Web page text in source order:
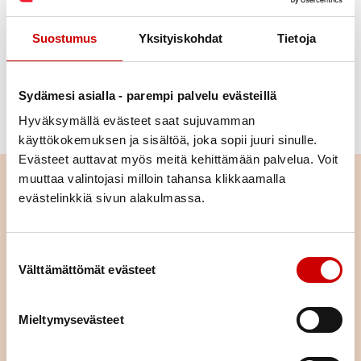
Suostumus Yksityiskohdat Tietoja
Sydämesi asialla - parempi palvelu evästeillä
Hyväksymällä evästeet saat sujuvamman
käyttökokemuksen ja sisältöä, joka sopii juuri sinulle.
Evästeet auttavat myös meitä kehittämään palvelua. Voit
muuttaa valintojasi milloin tahansa klikkaamalla
evästelinkkiä sivun alakulmassa.
Välttämättömät evästeet
Mieltymysevästeet
Hiihtokausi on taas täällä
Lumikenkäily sopii kaikenikäisille
Kylmäuinti koukuttaa ja lisää kylmänsietoa
Lue seuraavaksi
Pitkä tie tahdistinhoidossa –